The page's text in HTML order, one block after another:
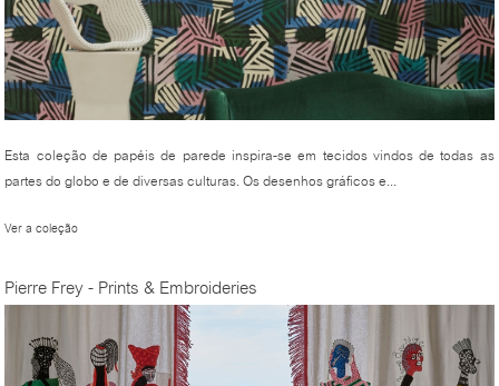
Esta coleção de papéis de parede inspira-se em tecidos vindos de todas as
partes do globo e de diversas culturas. Os desenhos gráficos e...
Ver a coleção
Pierre Frey - Prints & Embroideries